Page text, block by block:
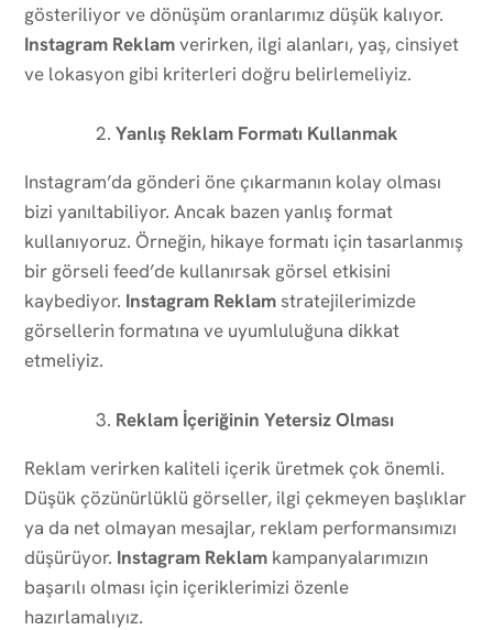
gösteriliyor ve dönüşüm oranlarımız düşük kalıyor.
Instagram Reklamverirken, ilgi alanları, yaş, cinsiyet
ve lokasyon gibi kriterleri doğru belirlemeliyiz.
Yanlış Reklam Formatı Kullanmak
Instagram’da gönderi öne çıkarmanın kolay olması
bizi yanıltabiliyor. Ancak bazen yanlış format
kullanıyoruz. Örneğin, hikaye formatı için tasarlanmış
bir görseli feed’de kullanırsak görsel etkisini
kaybediyor. Instagram Reklamstratejilerimizde
görsellerin formatına ve uyumluluğuna dikkat
etmeliyiz.
Reklam İçeriğinin Yetersiz Olması
Reklam verirken kaliteli içerik üretmek çok önemli.
Düşük çözünürlüklü görseller, ilgi çekmeyen başlıklar
ya da net olmayan mesajlar, reklam performansımızı
düşürüyor. Instagram Reklam kampanyalarımızın
başarılı olması için içeriklerimizi özenle
hazırlamalıyız.